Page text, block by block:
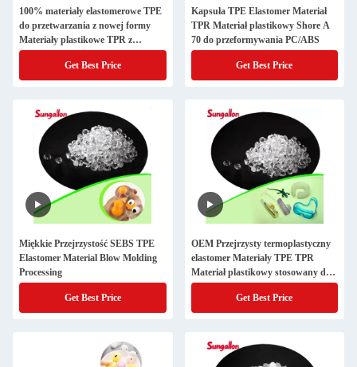
100% materiały elastomerowe TPE
do przetwarzania z nowej formy
Materiały plastikowe TPR z
PC/ABC do narzędzi
Get Best Price
Kapsuła TPE Elastomer Materiał
TPR Materiał plastikowy Shore A
70 do przeformywania PC/ABS
Get Best Price
Miękkie Przejrzystość SEBS TPE
Elastomer Material Blow Molding
Processing
Get Best Price
OEM Przejrzysty termoplastyczny
elastomer Materiały TPE TPR
Materiał plastikowy stosowany do
produkcji zabawek dla dorosłych
Get Best Price